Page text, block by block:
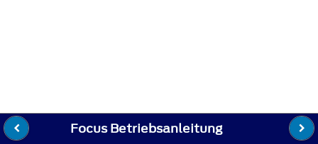
Focus Betriebsanleitung